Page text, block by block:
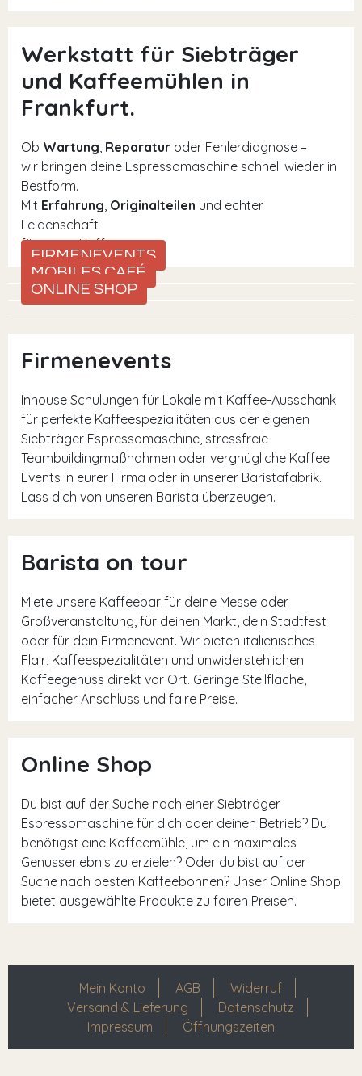
Werkstatt für Siebträger
und Kaffeemühlen in
Frankfurt.
Ob Wartung, Reparatur oder Fehlerdiagnose –
wir bringen deine Espressomaschine schnell wieder in
Bestform.
Mit Erfahrung, Originalteilen und echter
Leidenschaft
für guten Kaffee.
FIRMENEVENTS
MOBILES CAFÉ
ONLINE SHOP
Firmenevents
Inhouse Schulungen für Lokale mit Kaffee-Ausschank
für perfekte Kaffeespezialitäten aus der eigenen
Siebträger Espressomaschine, stressfreie
Teambuildingmaßnahmen oder vergnügliche Kaffee
Events in eurer Firma oder in unserer Baristafabrik.
Lass dich von unseren Barista überzeugen.
Barista on tour
Miete unsere Kaffeebar für deine Messe oder
Großveranstaltung, für deinen Markt, dein Stadtfest
oder für dein Firmenevent. Wir bieten italienisches
Flair, Kaffeespezialitäten und unwiderstehlichen
Kaffeegenuss direkt vor Ort. Geringe Stellfläche,
einfacher Anschluss und faire Preise.
Online Shop
Du bist auf der Suche nach einer Siebträger
Espressomaschine für dich oder deinen Betrieb? Du
benötigst eine Kaffeemühle, um ein maximales
Genusserlebnis zu erzielen? Oder du bist auf der
Suche nach besten Kaffeebohnen? Unser Online Shop
bietet ausgewählte Produkte zu fairen Preisen.
Mein Konto AGB
Widerruf
Versand & Lieferung
Datenschutz
Impressum
Öffnungszeiten